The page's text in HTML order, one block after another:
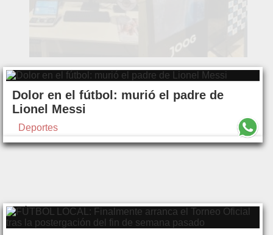
Dolor en el fútbol: murió el padre de
Lionel Messi
Deportes